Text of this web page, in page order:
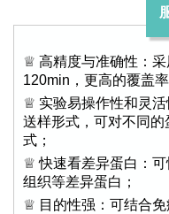
♕ 高精度与准确性：
120min，更高的覆盖率
♕ 实验易操作性和灵
送样形式，可对不同
式；
♕ 快速看差异蛋白：可
组织等差异蛋白；
♕ 目的性强：可结合